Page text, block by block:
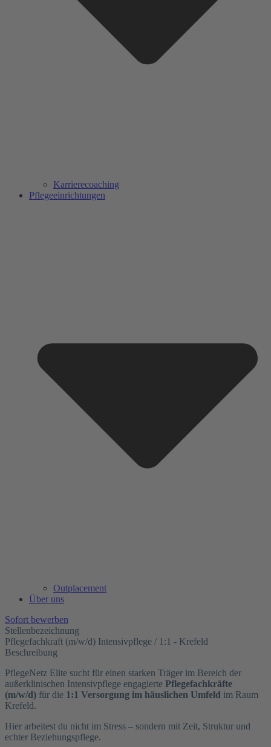
Karrierecoaching
Pflegeeinrichtungen
Outplacement
Über uns
Sofort bewerben
Stellenbezeichnung
Pflegefachkraft (m/w/d) Intensivpflege / 1:1 - Krefeld
Beschreibung
PflegeNetz Elite sucht für einen starken Träger im Bereich der
außerklinischen Intensivpflege engagierte Pflegefachkräfte
(m/w/d) für die 1:1 Versorgung im häuslichen Umfeld im Raum
Krefeld.
Hier arbeitest du nicht im Stress – sondern mit Zeit, Struktur und
echter Beziehungspflege.